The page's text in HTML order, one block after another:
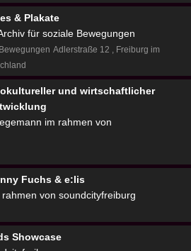
& Plakate
für soziale Bewegungen
Adlerstraße 12
Freiburg im
und wirtschaftlicher
im rahmen von
Fuchs & e:lis
von soundcityfreiburg
Showcase